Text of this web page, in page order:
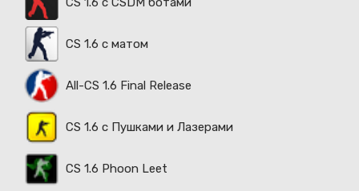
CS 1.6 с матом
All-CS 1.6 Final Release
CS 1.6 с Пушками и Лазерами
CS 1.6 Phoon Leet